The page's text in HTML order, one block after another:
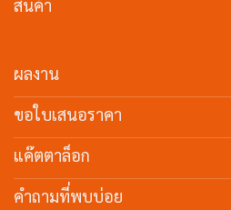
สินค้า
ผลงาน
ขอใบเสนอราคา
แค๊ตตาล็อก
คำถามที่พบบ่อย